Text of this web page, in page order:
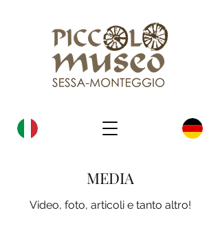
MEDIA
Video, foto, articoli e tanto altro!